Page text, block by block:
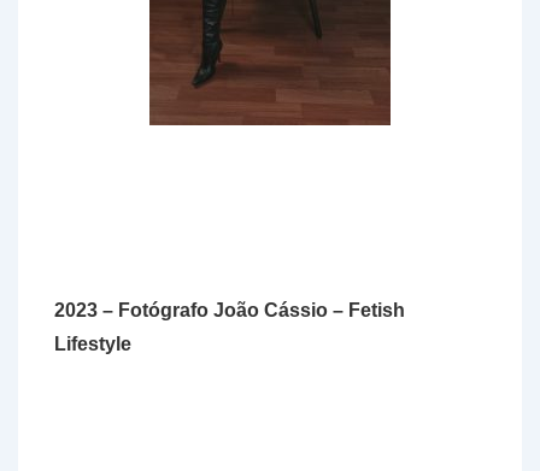
2023 – Fotógrafo João Cássio – Fetish
Lifestyle